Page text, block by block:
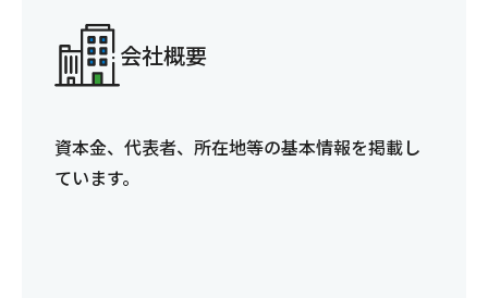
会社概要
資本金、代表者、所在地等の基本情報を掲載し
ています。